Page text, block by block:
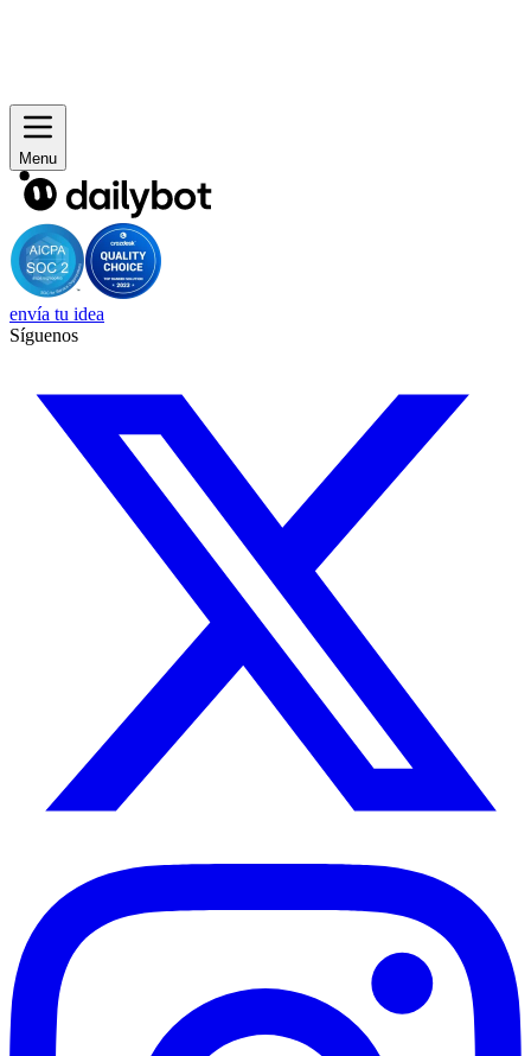
Menu
envía tu idea
Síguenos